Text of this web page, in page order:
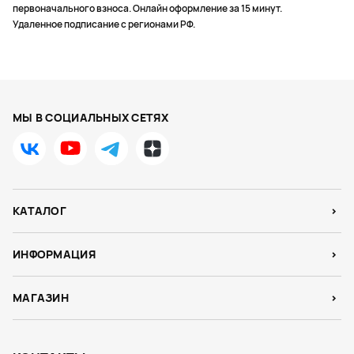
первоначального взноса. Онлайн оформление за 15 минут.
Удаленное подписание с регионами РФ.
МЫ В СОЦИАЛЬНЫХ СЕТЯХ
КАТАЛОГ
ИНФОРМАЦИЯ
МАГАЗИН